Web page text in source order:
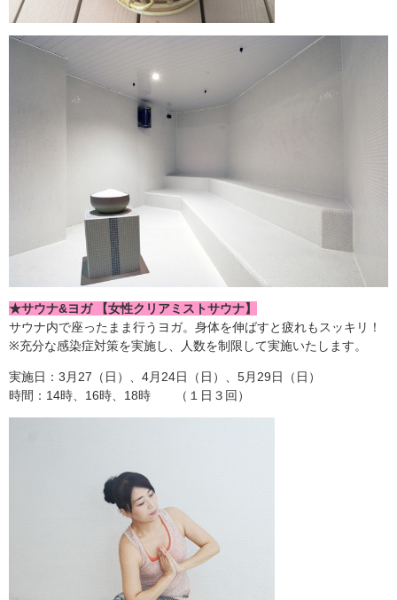
★サウナ&ヨガ 【女性クリアミストサウナ】
サウナ内で座ったまま行うヨガ。身体を伸ばすと疲れもスッキリ！
※充分な感染症対策を実施し、人数を制限して実施いたします。
実施日：3月27（日）、4月24日（日）、5月29日（日）
時間：14時、16時、18時 （１日３回）